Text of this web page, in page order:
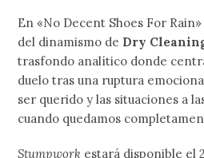
En «No Decent Shoes For
del dinamismo de Dry
trasfondo analítico donde
duelo tras una ruptura
ser querido y las situaciones a
cuando quedamos
Stumpwork estará disponible el